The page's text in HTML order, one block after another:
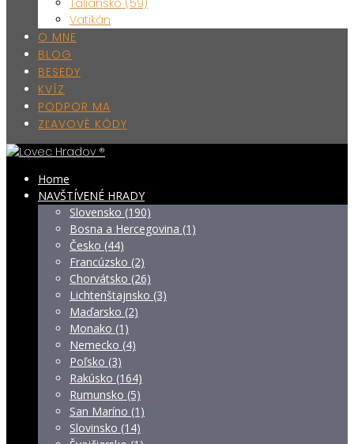
Taliansko (59)
Vatikán
O MNE
BLOG
BESEDY
KVÍZ
PODPOR MA
ZĽAVOVÉ KÓDY
Home
NAVŠTÍVENÉ HRADY
Slovensko (190)
Bosna a Hercegovina (1)
Česko (44)
Francúzsko (2)
Chorvátsko (26)
Lichtenštajnsko (3)
Maďarsko (2)
Monako (1)
Nemecko (4)
Poľsko (3)
Rakúsko (164)
Rumunsko (5)
San Maríno (1)
Slovinsko (14)